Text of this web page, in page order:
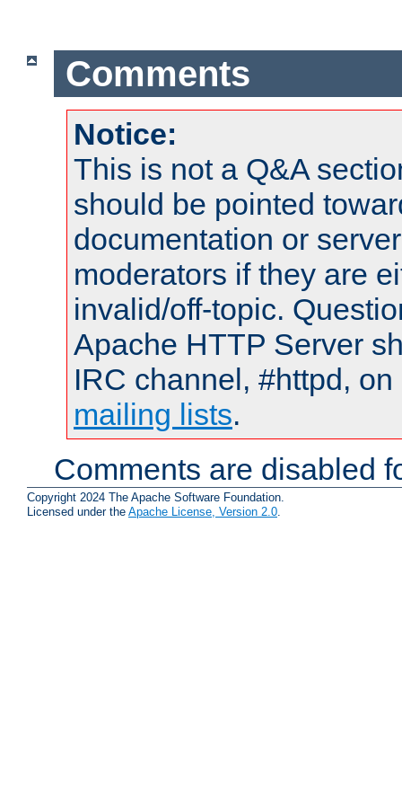
Comments
Notice:
This is not a Q&A
should be pointed
documentation or
moderators if they are
invalid/off-topic.
Apache HTTP Server
IRC channel, #httpd,
mailing lists.
Comments are disabled
Copyright 2024 The Apache Software Foundation.
Licensed under the Apache License, Version 2.0.